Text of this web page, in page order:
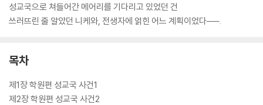
성교국으로 쳐들어간 메어리를 기다리고 있었던 건
쓰러뜨린 줄 알았던 니케와, 전생자에 얽힌 어느 계획이었다──.
목차
제1장 학원편 성교국 사건1
제2장 학원편 성교국 사건2